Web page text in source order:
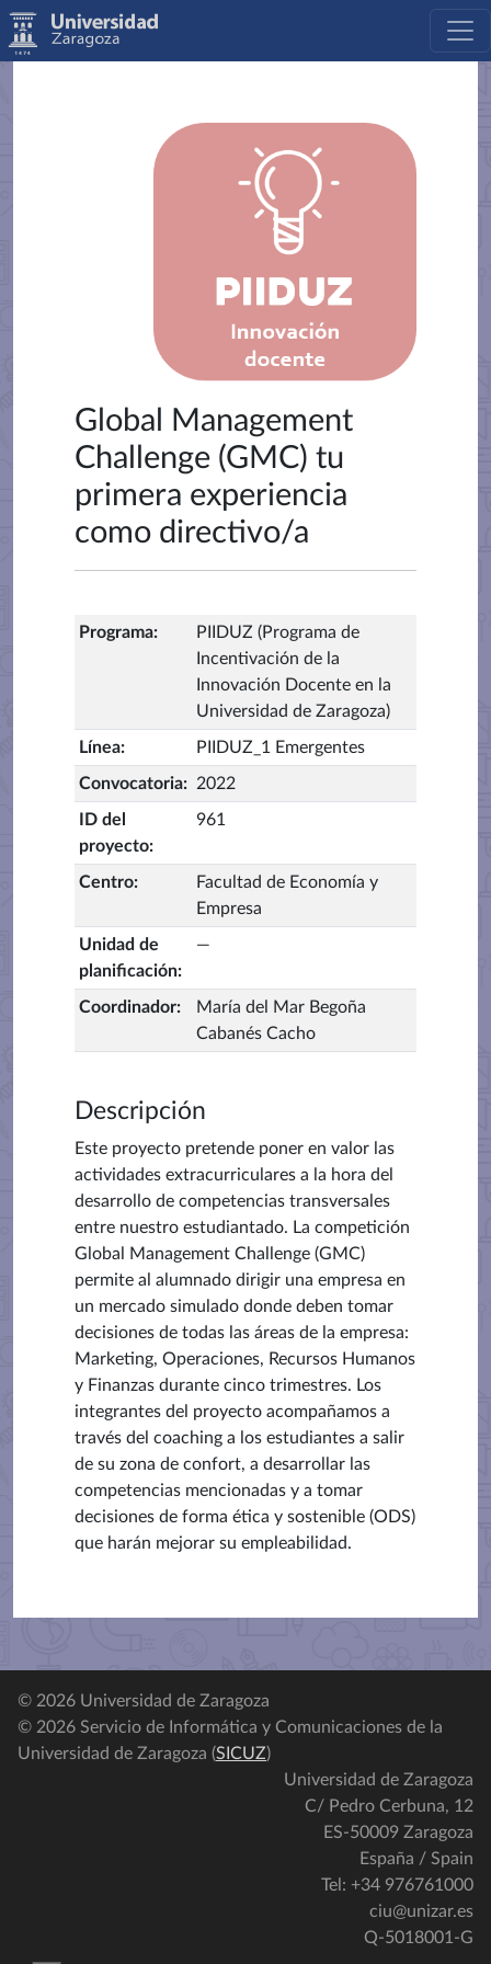
Global Management
Challenge (GMC) tu
primera experiencia
como directivo/a
Programa:
PIIDUZ (Programa de
Incentivación de la
Innovación Docente en la
Universidad de Zaragoza)
Línea: PIIDUZ_1 Emergentes
Convocatoria: 2022
ID del
proyecto:
961
Centro:
Facultad de Economía y
Empresa
Unidad de
planificación:
—
Coordinador:
María del Mar Begoña
Cabanés Cacho
Descripción
Este proyecto pretende poner en valor las
actividades extracurriculares a la hora del
desarrollo de competencias transversales
entre nuestro estudiantado. La competición
Global Management Challenge (GMC)
permite al alumnado dirigir una empresa en
un mercado simulado donde deben tomar
decisiones de todas las áreas de la empresa:
Marketing, Operaciones, Recursos Humanos
y Finanzas durante cinco trimestres. Los
integrantes del proyecto acompañamos a
través del coaching a los estudiantes a salir
de su zona de confort, a desarrollar las
competencias mencionadas y a tomar
decisiones de forma ética y sostenible (ODS)
que harán mejorar su empleabilidad.
© 2026 Universidad de Zaragoza
© 2026 Servicio de Informática y Comunicaciones de la
Universidad de Zaragoza (SICUZ)
Universidad de Zaragoza
C/ Pedro Cerbuna, 12
ES-50009 Zaragoza
España / Spain
Tel: +34 976761000
ciu@unizar.es
Q-5018001-G